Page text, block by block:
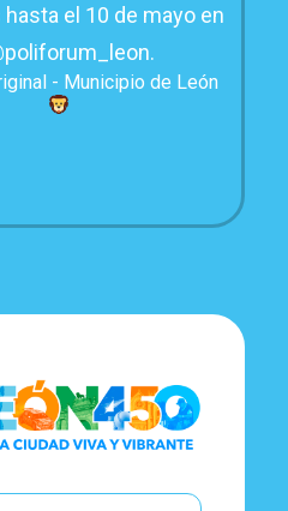
el 10 de mayo en
- Municipio de León